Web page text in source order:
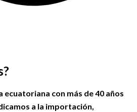
ecuatoriana con más de 40 años
a la importación,